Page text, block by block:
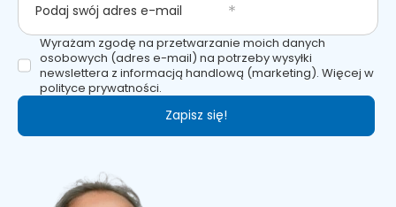
Podaj swój adres e-mail
Wyrażam zgodę na przetwarzanie moich danych
osobowych (adres e-mail) na potrzeby wysyłki
newslettera z informacją handlową (marketing). Więcej w
polityce prywatności.
Zapisz się!